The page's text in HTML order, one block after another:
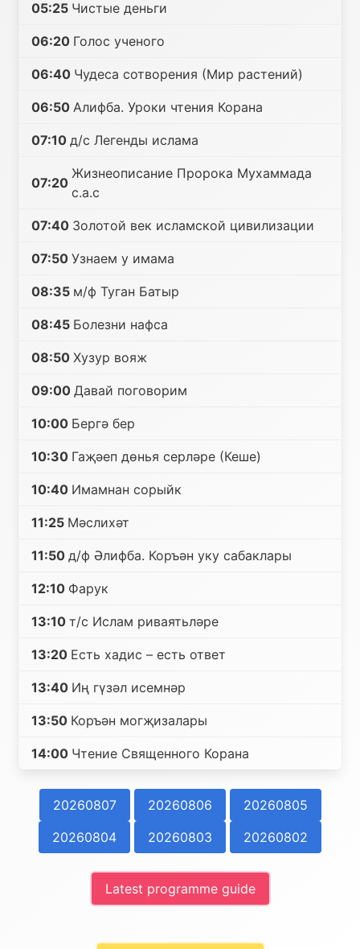
05:25 Чистые деньги
06:20 Голос ученого
06:40 Чудеса сотворения (Мир растений)
06:50 Алифба. Уроки чтения Корана
07:10 д/с Легенды ислама
07:20
Жизнеописание Пророка Мухаммада
с.а.с
07:40 Золотой век исламской цивилизации
07:50 Узнаем у имама
08:35 м/ф Туган Батыр
08:45 Болезни нафса
08:50 Хузур вояж
09:00 Давай поговорим
10:00 Бергә бер
10:30 Гаҗәеп дөнья серләре (Кеше)
10:40 Имамнан сорыйк
11:25 Мәслихәт
11:50 д/ф Әлифба. Коръән уку сабаклары
12:10 Фарук
13:10 т/с Ислам риваятьләре
13:20 Есть хадис – есть ответ
13:40 Иң гүзәл исемнәр
13:50 Коръән могҗизалары
14:00 Чтение Священного Корана
20260807 20260806
20260805
20260804
20260803 20260802
Latest programme guide